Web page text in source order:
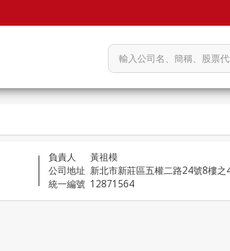
負責人
黃祖模
公司地址 新北市新莊區五權二路24號8樓之
統一編號 12871564